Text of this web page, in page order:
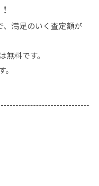
満足のいく査定額が
料です。